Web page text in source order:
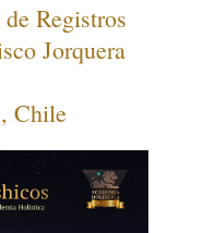
Registros
Jorquera
Chile